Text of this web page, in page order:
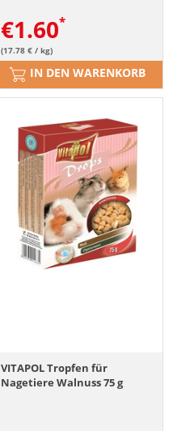
€1.60
(17.78 € / kg)
IN DEN WARENKORB
VITAPOL Tropfen für
Nagetiere Walnuss 75 g